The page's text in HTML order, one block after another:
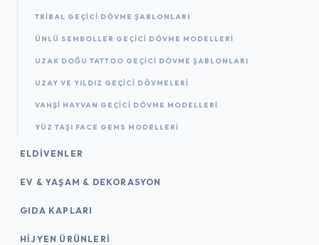
TRIBAL GEÇICI DÖVME ŞABLONLARI
ÜNLÜ SEMBOLLER GEÇICI DÖVME MODELLERI
UZAK DOĞU TATTOO GEÇICI DÖVME ŞABLONLARI
UZAY VE YILDIZ GEÇICI DÖVMELERI
VAHŞI HAYVAN GEÇICI DÖVME MODELLERI
YÜZ TAŞI FACE GEMS MODELLERI
ELDIVENLER
EV & YAŞAM & DEKORASYON
GIDA KAPLARI
HIJYEN ÜRÜNLERI